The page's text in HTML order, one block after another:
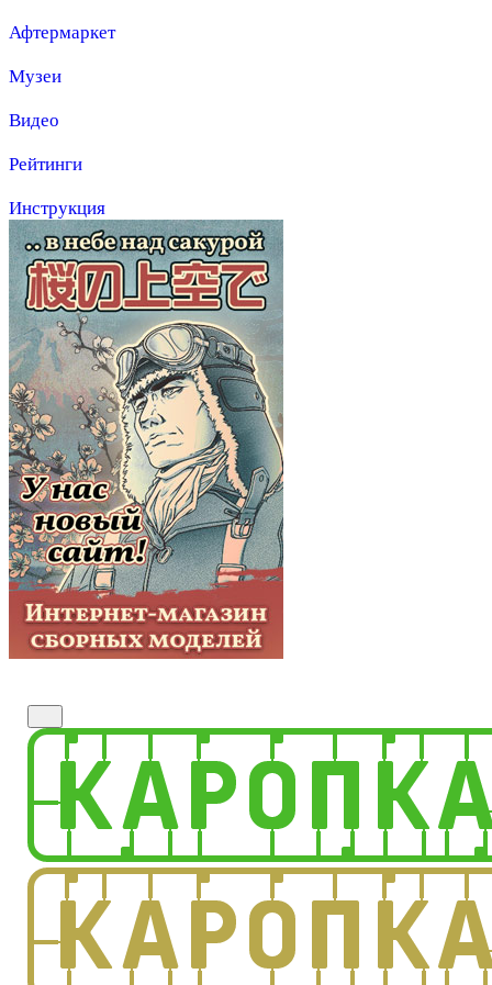
Афтермаркет
Музеи
Видео
Рейтинги
Инструкция